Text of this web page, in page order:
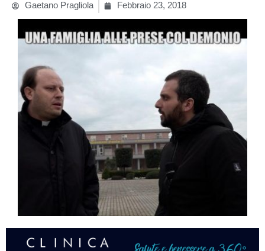
Gaetano Pragliola Febbraio 23, 2018